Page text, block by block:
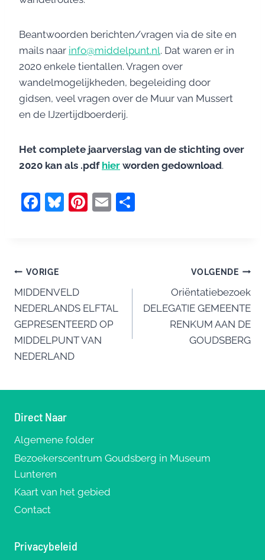
Beantwoorden berichten/vragen via de site en
mails naar info@middelpunt.nl. Dat waren er in
2020 enkele tientallen. Vragen over
wandelmogelijkheden, begeleiding door
gidsen, veel vragen over de Muur van Mussert
en de IJzertijdboerderij.
Het complete jaarverslag van de stichting over
2020 kan als .pdf hier worden gedownload.
F
b
o
o
k
Bl Pi E
Bericht
navigatie
VORIGE
MIDDENVELD
NEDERLANDS ELFTAL
GEPRESENTEERD OP
MIDDELPUNT VAN
NEDERLAND
VOLGENDE
Oriëntatiebezoek
DELEGATIE GEMEENTE
RENKUM AAN DE
GOUDSBERG
Direct Naar
Algemene folder
Bezoekerscentrum Goudsberg in Museum
Lunteren
Kaart van het gebied
Contact
Privacybeleid